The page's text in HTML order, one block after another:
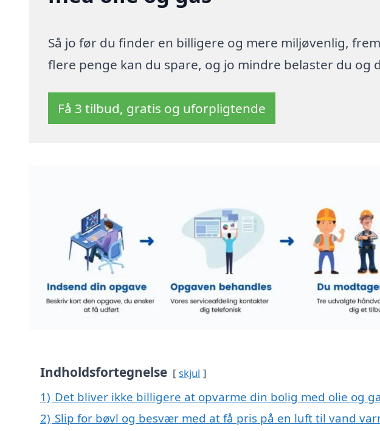
Så jo før du finder en billigere og mere miljøvenlig,
flere penge kan du spare, og jo mindre belaster du og
Få 3 tilbud, gratis og uforpligtende
Indholdsfortegnelse skjul
1) Det bliver ikke billigere at opvarme din bolig med olie og
2) Slip for bøvl og besvær med at få pris på en luft til vand